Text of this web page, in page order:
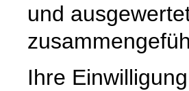
und
Ihre